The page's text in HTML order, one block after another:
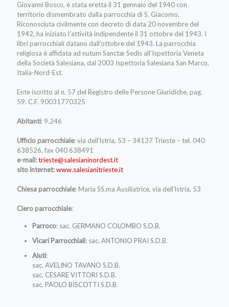
Giovanni Bosco, è stata eretta il 31 gennaio del 1940 con
territorio dismembrato dalla parrocchia di S. Giacomo.
Riconosciuta civilmente con decreto di data 20 novembre del
1942, ha iniziato l’attività indipendente il 31 ottobre del 1943. I
libri parrocchiali datano dall’ottobre del 1943. La parrocchia
religiosa è affidata ad nutum Sanctæ Sedis all’Ispettoria Veneta
della Società Salesiana, dal 2003 Ispettoria Salesiana San Marco,
Italia-Nord-Est.
Ente iscritto al n. 57 del Registro delle Persone Giuridiche, pag.
59. C.F. 90031770325
Abitanti: 9.246
Ufficio parrocchiale: via dell’lstria, 53 – 34137 Trieste – tel. 040
638526, fax 040 638491
e-mail:trieste@salesianinordest.it
sito internet:www.salesianitrieste.it
Chiesa parrocchiale: Maria SS.ma Ausiliatrice, via dell’lstria, 53
Clero parrocchiale:
Parroco: sac. GERMANO COLOMBO S.D.B.
Vicari Parrocchiali: sac. ANTONIO PRAI S.D.B.
Aiuti:
sac. AVELINO TAVANO S.D.B.
sac. CESARE VITTORI S.D.B.
sac. PAOLO BISCOTTI S.D.B.